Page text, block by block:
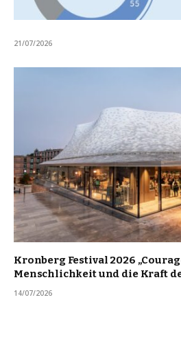
21/07/2026
Kronberg Festival 2026
Menschlichkeit und die Kraft
14/07/2026